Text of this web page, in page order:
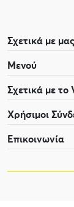
Σχετικά με μας
Μενού
Σχετικά με το
Χρήσιμοι
Επικοινωνία